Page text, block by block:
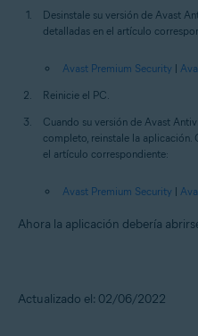
Desinstale su versión de Avast
detalladas en el artículo
Avast Premium Security |
Reinicie el PC.
Cuando su versión de Avast
completo, reinstale la aplicación.
el artículo correspondiente:
Avast Premium Security |
Ahora la aplicación debería
Actualizado el: 02/06/2022